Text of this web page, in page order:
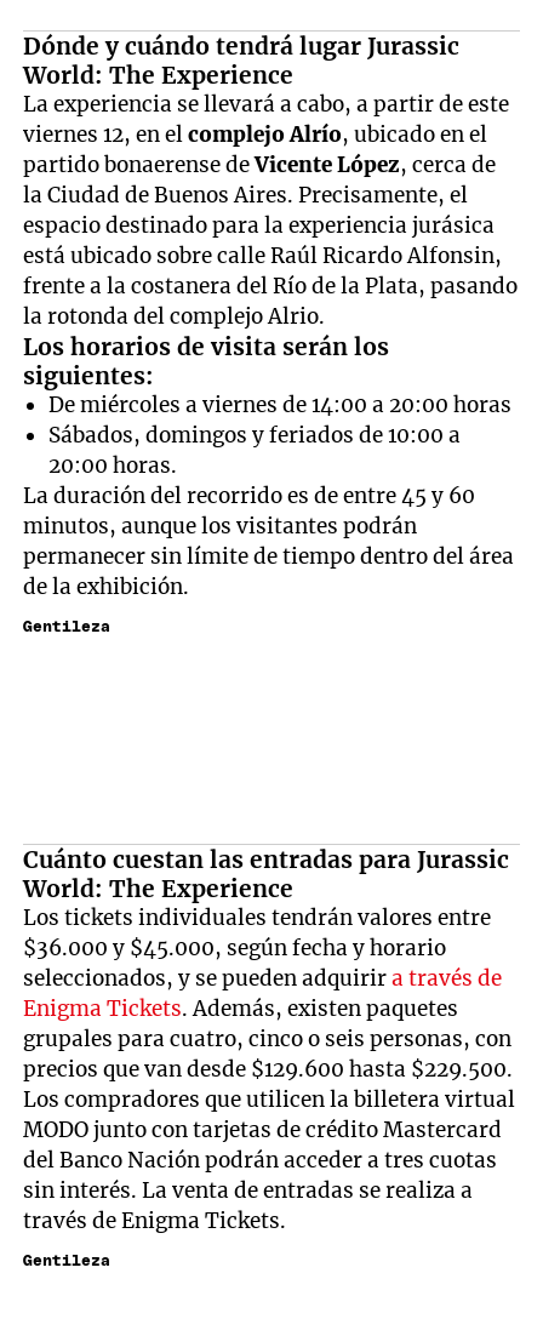
Dónde y cuándo tendrá lugar Jurassic
World: The Experience
La experiencia se llevará a cabo, a partir de este
viernes 12, en elcomplejo Alrío, ubicado en el
partido bonaerense deVicente López, cerca de
la Ciudad de Buenos Aires. Precisamente, el
espacio destinado para la experiencia jurásica
está ubicado sobre calle Raúl Ricardo Alfonsin,
frente a la costanera del Río de la Plata, pasando
la rotonda del complejo Alrio.
Los horarios de visita serán los
siguientes:
De miércoles a viernes de 14:00 a 20:00 horas
Sábados, domingos y feriados de 10:00 a
20:00 horas.
La duración del recorrido es de entre 45 y 60
minutos, aunque los visitantes podrán
permanecer sin límite de tiempo dentro del área
de la exhibición.
Gentileza
Cuánto cuestan las entradas para Jurassic
World: The Experience
Los tickets individuales tendrán valores entre
$36.000 y $45.000, según fecha y horario
seleccionados, y se pueden adquirira través de
Enigma Tickets. Además, existen paquetes
grupales para cuatro, cinco o seis personas, con
precios que van desde $129.600 hasta $229.500.
Los compradores que utilicen la billetera virtual
MODO junto con tarjetas de crédito Mastercard
del Banco Nación podrán acceder a tres cuotas
sin interés. La venta de entradas se realiza a
través de Enigma Tickets.
Gentileza